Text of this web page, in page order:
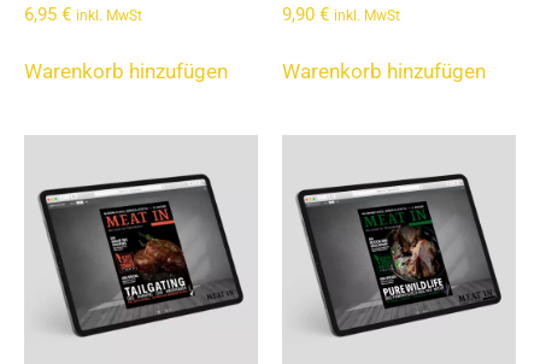
6,95 € inkl. MwSt
Warenkorb hinzufügen
9,90 € inkl. MwSt
Warenkorb hinzufügen